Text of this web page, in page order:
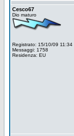
Cesco67
Dio maturo
Registrato: 15/10/09 11:34
Messaggi: 1758
Residenza: EU